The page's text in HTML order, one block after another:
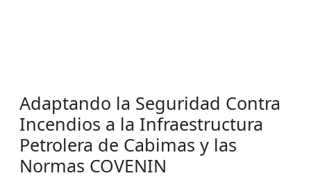
Adaptando la Seguridad Contra
Incendios a la Infraestructura
Petrolera de Cabimas y las
Normas COVENIN